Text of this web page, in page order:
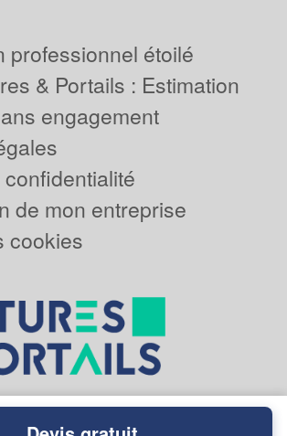
professionnel étoilé
& Portails : Estimation
engagement
de mon entreprise
cookies